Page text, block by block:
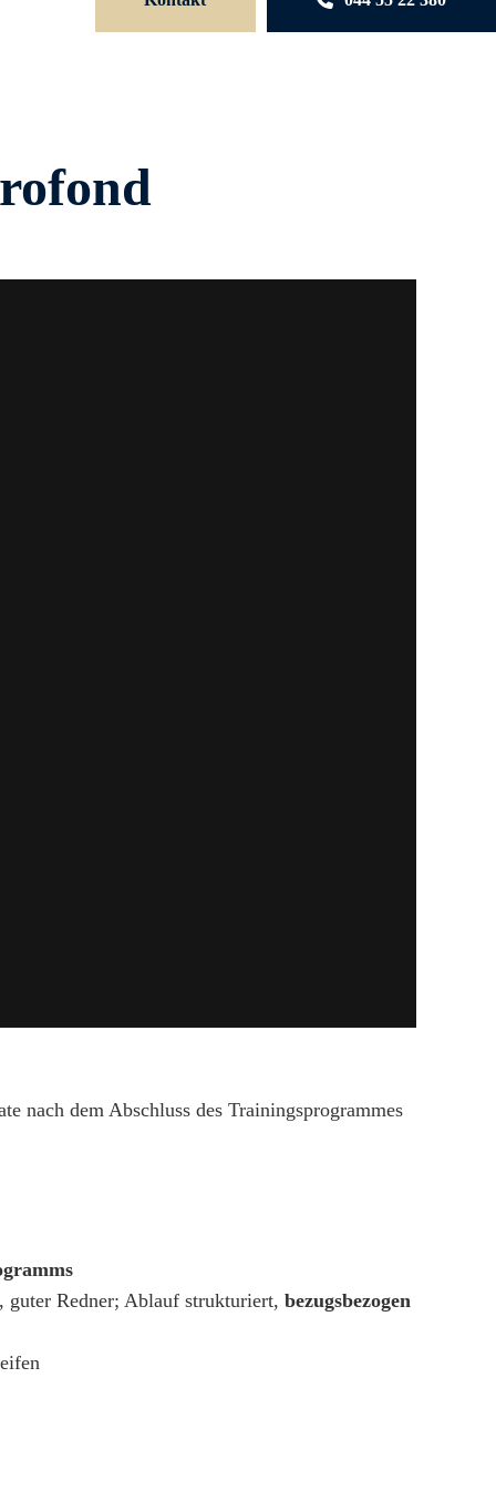
nach dem Abschluss des Trainingsprogrammes
Redner; Ablauf strukturiert, bezugsbezogen